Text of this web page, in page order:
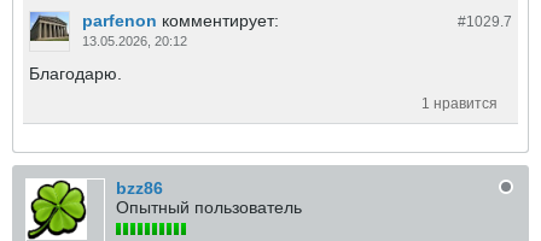
#1029. 7
parfenon комментирует:
13.05.2026, 20:12
Благодарю.
1 нравится
bzz86
Опытный пользователь